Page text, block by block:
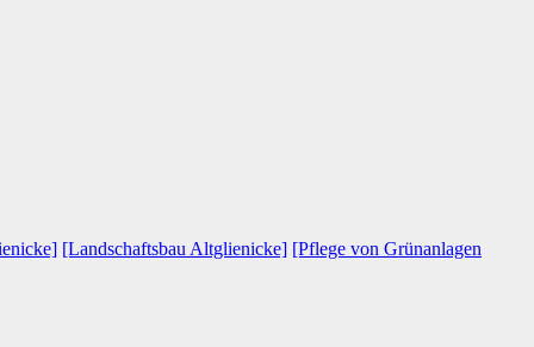
[Landschaftsbau Altglienicke] [Pflege von Grünanlagen